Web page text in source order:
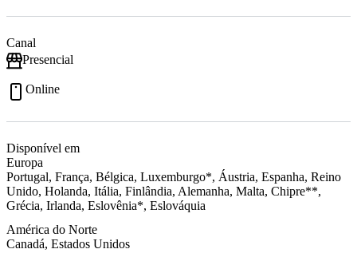
Canal
Presencial
Online
Disponível em
Europa
Portugal, França, Bélgica, Luxemburgo*, Áustria, Espanha, Reino
Unido, Holanda, Itália, Finlândia, Alemanha, Malta, Chipre**,
Grécia, Irlanda, Eslovênia*, Eslováquia
América do Norte
Canadá, Estados Unidos